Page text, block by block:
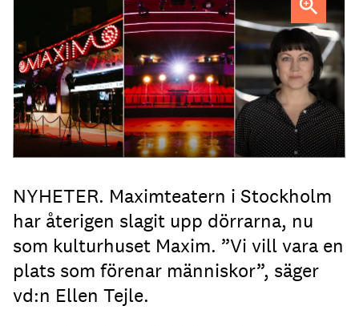
FOTO: Fabian WesterEllen Tejle, vd Maxim.
NYHETER. Maximteatern i Stockholm
har återigen slagit upp dörrarna, nu
som kulturhuset Maxim. ”Vi vill vara en
plats som förenar människor”, säger
vd:n Ellen Tejle.